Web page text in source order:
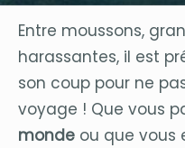
Entre moussons,
harassantes, il est
son coup pour ne
voyage ! Que vous
monde ou que vous